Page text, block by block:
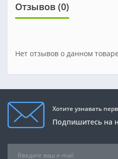
Отзывов (0)
Нет отзывов о данном
Хотите узнавать
Подпишитесь на